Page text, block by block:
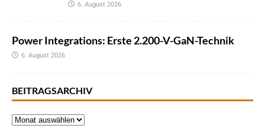
6. August 2026
Power Integrations: Erste 2.200-V-GaN-Technik
6. August 2026
BEITRAGSARCHIV